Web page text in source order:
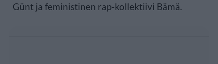
Günt ja feministinen rap-kollektiivi Bämä.